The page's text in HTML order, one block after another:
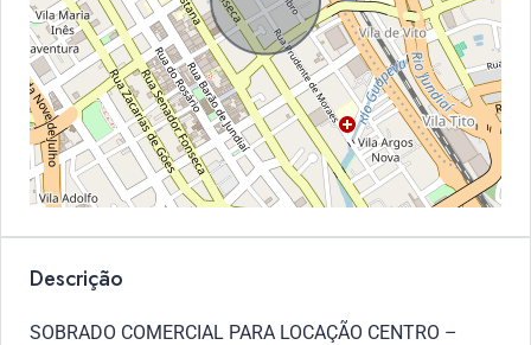
Descrição
SOBRADO COMERCIAL PARA LOCAÇÃO CENTRO –